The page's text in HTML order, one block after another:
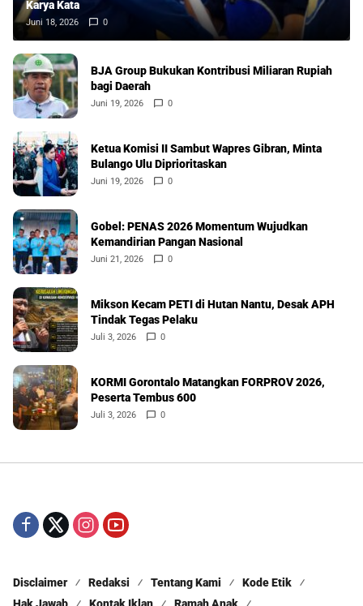
Karya Kata
Juni 18, 2026 0
BJA Group Bukukan Kontribusi Miliaran Rupiah
bagi Daerah
Juni 19, 2026 0
Ketua Komisi II Sambut Wapres Gibran, Minta
Bulango Ulu Diprioritaskan
Juni 19, 2026 0
Gobel: PENAS 2026 Momentum Wujudkan
Kemandirian Pangan Nasional
Juni 21, 2026 0
Mikson Kecam PETI di Hutan Nantu, Desak APH
Tindak Tegas Pelaku
Juli 3, 2026 0
KORMI Gorontalo Matangkan FORPROV 2026,
Peserta Tembus 600
Juli 3, 2026 0
Disclaimer Redaksi Tentang Kami
Kode Etik